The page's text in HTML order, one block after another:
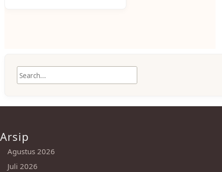
Arsip
Agustus 2026
Juli 2026